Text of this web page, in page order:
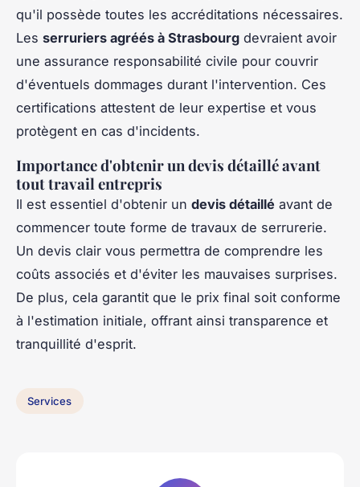
qu'il possède toutes les accréditations nécessaires.
Les serruriers agréés à Strasbourg devraient avoir
une assurance responsabilité civile pour couvrir
d'éventuels dommages durant l'intervention. Ces
certifications attestent de leur expertise et vous
protègent en cas d'incidents.
Importance d'obtenir un devis détaillé avant
tout travail entrepris
Il est essentiel d'obtenir un devis détaillé avant de
commencer toute forme de travaux de serrurerie.
Un devis clair vous permettra de comprendre les
coûts associés et d'éviter les mauvaises surprises.
De plus, cela garantit que le prix final soit conforme
à l'estimation initiale, offrant ainsi transparence et
tranquillité d'esprit.
Services